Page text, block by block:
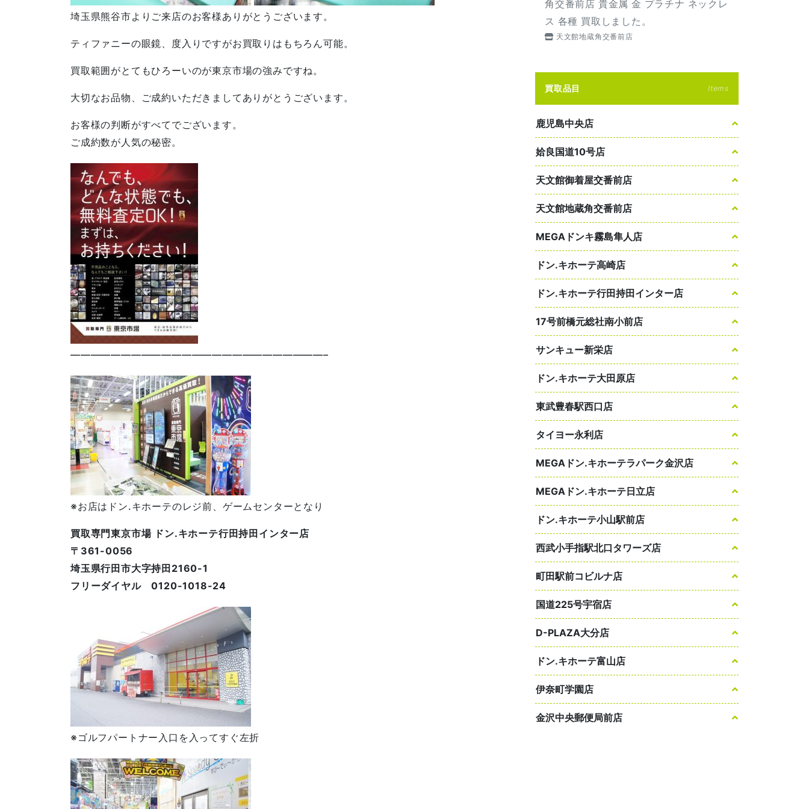
埼玉県熊谷市よりご来店のお客様ありがとうございます。
ティファニーの眼鏡、度入りですがお買取りはもちろん可能。
買取範囲がとてもひろーいのが東京市場の強みですね。
大切なお品物、ご成約いただきましてありがとうございます。
お客様の判断がすべてでございます。
ご成約数が人気の秘密。
—————————————————————————–
※お店はドン.キホーテのレジ前、ゲームセンターとなり
買取専門東京市場 ドン.キホーテ行田持田インター店
〒361-0056
埼玉県行田市大字持田2160-1
フリーダイヤル 0120-1018-24
※ゴルフパートナー入口を入ってすぐ左折
角交番前店 貴金属 金 プラチナ ネックレ
ス 各種 買取しました。
天文館地蔵角交番前店
買取品目 Items
鹿児島中央店
姶良国道10号店
天文館御着屋交番前店
天文館地蔵角交番前店
MEGAドンキ霧島隼人店
ドン.キホーテ高崎店
ドン.キホーテ行田持田インター店
17号前橋元総社南小前店
サンキュー新栄店
ドン.キホーテ大田原店
東武豊春駅西口店
タイヨー永利店
MEGAドン.キホーテラパーク金沢店
MEGAドン.キホーテ日立店
ドン.キホーテ小山駅前店
西武小手指駅北口タワーズ店
町田駅前コビルナ店
国道225号宇宿店
D-PLAZA大分店
ドン.キホーテ富山店
伊奈町学園店
金沢中央郵便局前店